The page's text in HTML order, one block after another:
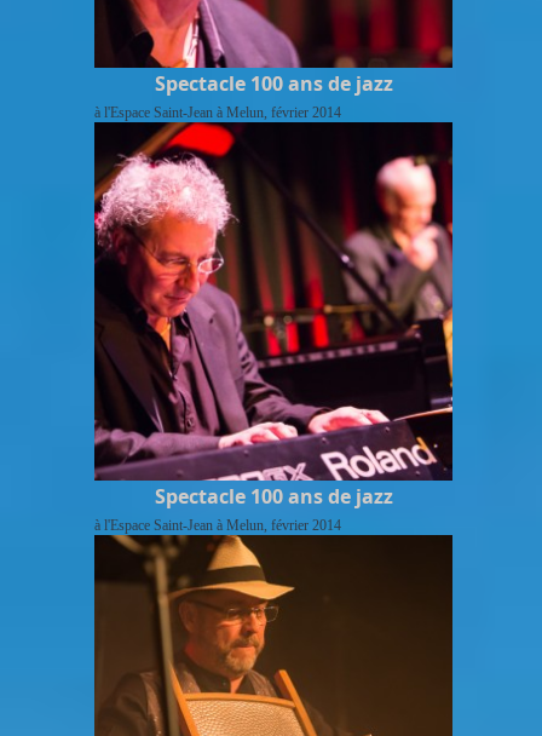
Spectacle 100 ans de jazz
à l'Espace Saint-Jean à Melun, février 2014
Spectacle 100 ans de jazz
à l'Espace Saint-Jean à Melun, février 2014